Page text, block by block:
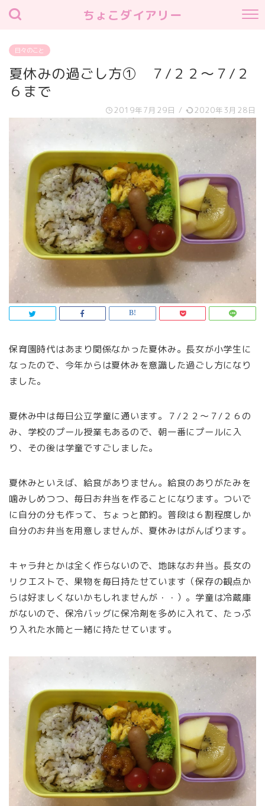
ちょこダイアリー
日々のこと
夏休みの過ごし方① ７/２２～７/２
６まで
2019年7月29日 / 2020年3月28日
保育園時代はあまり関係なかった夏休み。長女が小学生に
なったので、今年からは夏休みを意識した過ごし方になり
ました。
夏休み中は毎日公立学童に通います。７/２２～７/２６の
み、学校のプール授業もあるので、朝一番にプールに入
り、その後は学童ですごしました。
夏休みといえば、給食がありません。給食のありがたみを
噛みしめつつ、毎日お弁当を作ることになります。ついで
に自分の分も作って、ちょっと節約。普段は６割程度しか
自分のお弁当を用意しませんが、夏休みはがんばります。
キャラ弁とかは全く作らないので、地味なお弁当。長女の
リクエストで、果物を毎日持たせています（保存の観点か
らは好ましくないかもしれませんが・・）。学童は冷蔵庫
がないので、保冷バッグに保冷剤を多めに入れて、たっぷ
り入れた水筒と一緒に持たせています。